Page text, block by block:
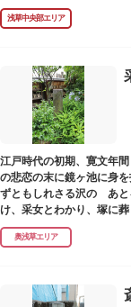
ほんじ）境内にあります。
浅草中央部エリア
江戸時代の初期、寛文年
の悲恋の末に鏡ヶ池に身
ずともしれさる沢の あと
け、采女とわかり、塚に
ります。
奥浅草エリア